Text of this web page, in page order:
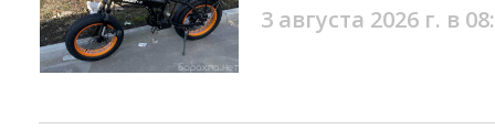
3 августа 2026 г. в